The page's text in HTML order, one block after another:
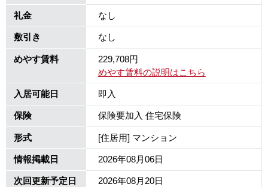
礼金 なし
敷引き なし
めやす賃料
229,708円
めやす賃料の説明はこちら
入居可能日 即入
保険 保険要加入 住宅保険
形式 [住居用] マンション
情報掲載日 2026年08月06日
次回更新予定日 2026年08月20日